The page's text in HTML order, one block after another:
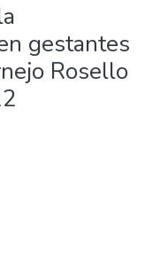
gestantes
Rosello